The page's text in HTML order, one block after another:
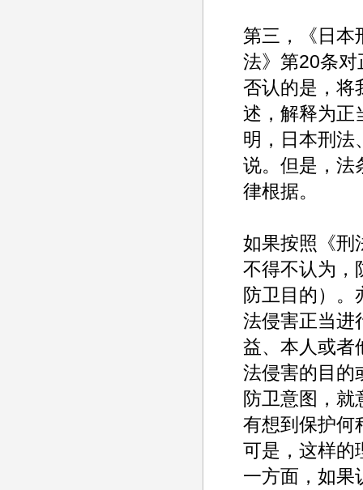
第三，《日本
法》第20条对
否认的是，
述，解释为正
明，日本刑法
说。但是，法
律根据。
如果按照《刑
不得不认为，
防卫目的）。
法侵害正当进
益、本人或者
法侵害的目的
防卫意图，就
有想到保护何
可是，这样的
一方面，如果